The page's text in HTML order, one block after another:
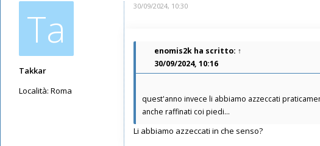
Ta
Takkar
Località: Roma
30/09/2024, 10:30
enomis2k ha scritto: ↑
30/09/2024, 10:16
quest'anno invece li abbiamo azzeccati
anche raffinati coi piedi...
Li abbiamo azzeccati in che senso?